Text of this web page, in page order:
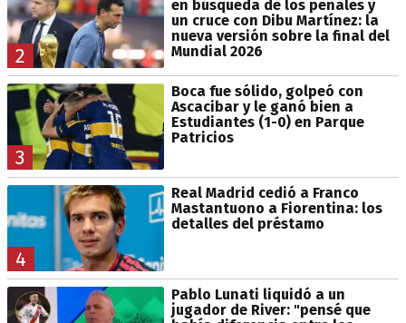
2
en búsqueda de los penales y
un cruce con Dibu Martínez: la
nueva versión sobre la final del
Mundial 2026
3
Boca fue sólido, golpeó con
Ascacibar y le ganó bien a
Estudiantes (1-0) en Parque
Patricios
4
Real Madrid cedió a Franco
Mastantuono a Fiorentina: los
detalles del préstamo
Pablo Lunati liquidó a un
jugador de River: "pensé que